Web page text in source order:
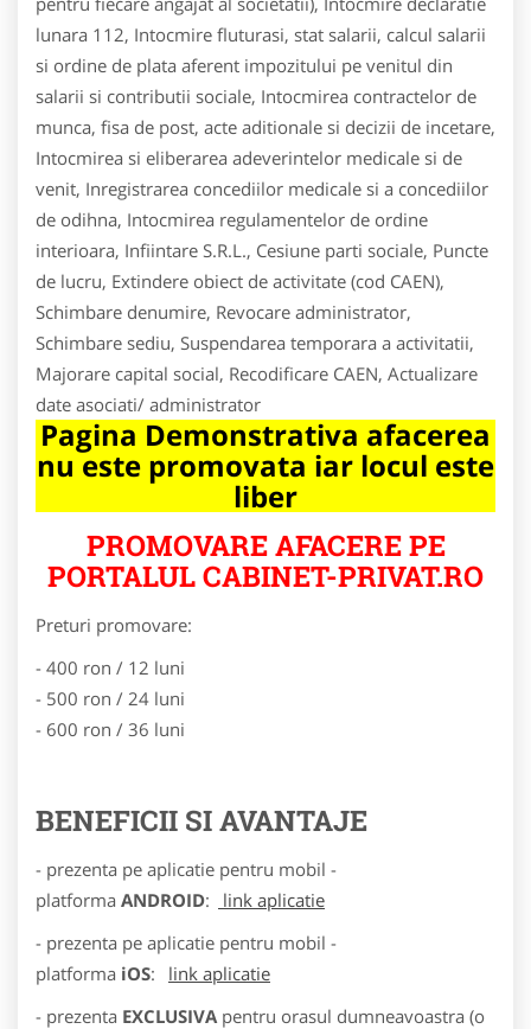
lunara 112, Intocmire fluturasi, stat salarii, calcul salarii
si ordine de plata aferent impozitului pe venitul din
salarii si contributii sociale, Intocmirea contractelor de
munca, fisa de post, acte aditionale si decizii de incetare,
Intocmirea si eliberarea adeverintelor medicale si de
venit, Inregistrarea concediilor medicale si a concediilor
de odihna, Intocmirea regulamentelor de ordine
interioara, Infiintare S.R.L., Cesiune parti sociale, Puncte
de lucru, Extindere obiect de activitate (cod CAEN),
Schimbare denumire, Revocare administrator,
Schimbare sediu, Suspendarea temporara a activitatii,
Majorare capital social, Recodificare CAEN, Actualizare
date asociati/ administrator
Pagina Demonstrativa afacerea
nu este promovata iar locul este
liber
PROMOVARE AFACERE PE
PORTALUL CABINET-PRIVAT.RO
Preturi promovare:
- 400 ron / 12 luni
- 500 ron / 24 luni
- 600 ron / 36 luni
BENEFICII SI AVANTAJE
- prezenta pe aplicatie pentru mobil -
platforma ANDROID:
link aplicatie
- prezenta pe aplicatie pentru mobil -
platforma iOS:
link aplicatie
- prezenta EXCLUSIVA pentru orasul dumneavoastra (o